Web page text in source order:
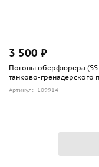
3 500 ₽
Погоны оберфюрера
танково-гренадерского
Артикул: 109914